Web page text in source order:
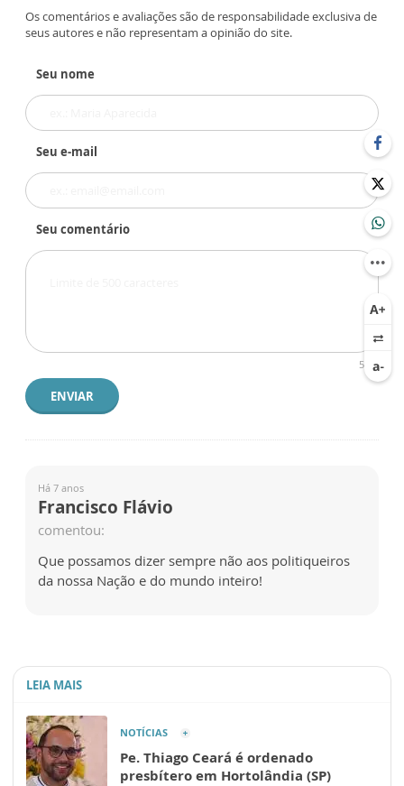
Os comentários e avaliações são de responsabilidade exclusiva de
seus autores e não representam a opinião do site.
Seu nome
Seu e-mail
Seu comentário
500
ENVIAR
Há 7 anos
Francisco Flávio
comentou:
Que possamos dizer sempre não aos politiqueiros
da nossa Nação e do mundo inteiro!
LEIA MAIS
NOTÍCIAS
Pe. Thiago Ceará é ordenado
presbítero em Hortolândia (SP)